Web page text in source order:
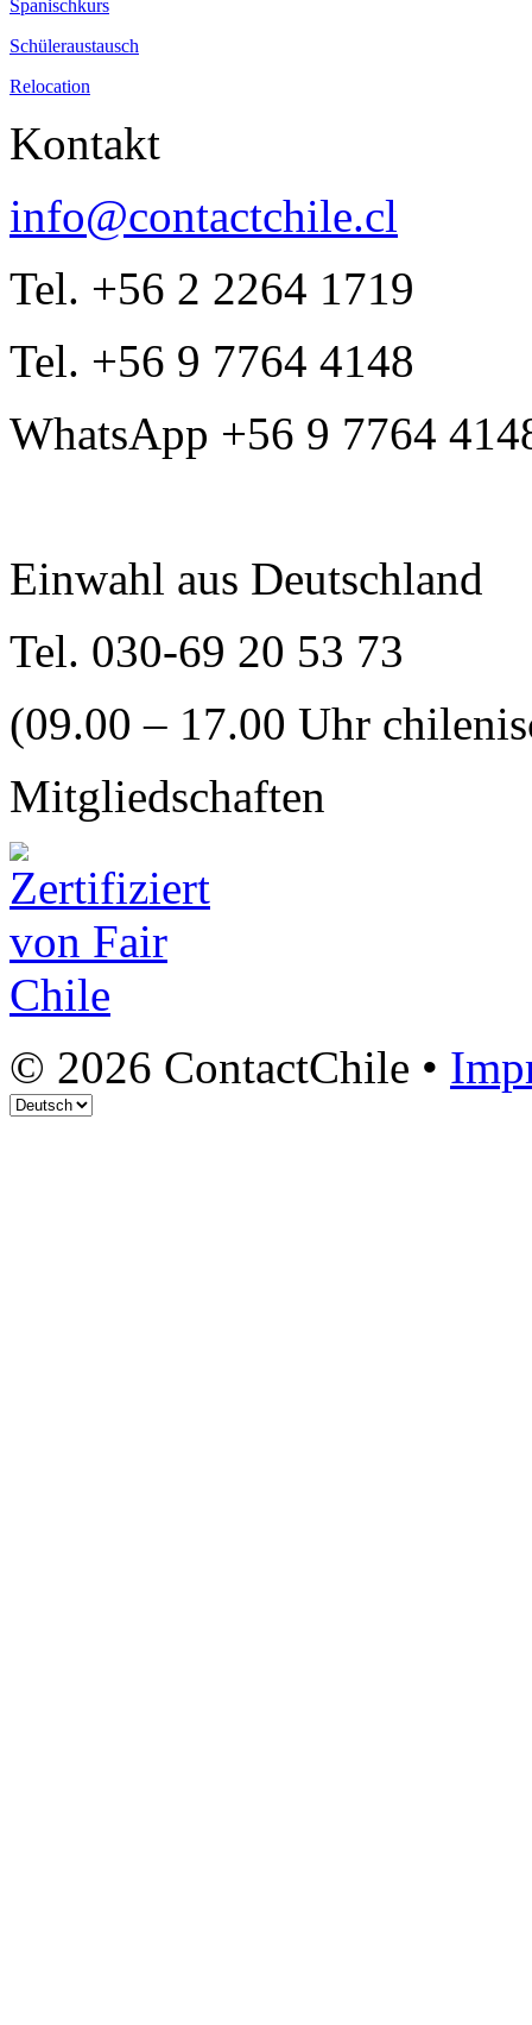
Spanischkurs
Schüleraustausch
Relocation
Kontakt
info@contactchile.cl
Tel. +56 2 2264 1719
Tel. +56 9 7764 4148
WhatsApp +56 9 7764
Einwahl aus Deutschland
Tel. 030-69 20 53 73
(09.00 – 17.00 Uhr
Mitgliedschaften
© 2026 ContactChile •